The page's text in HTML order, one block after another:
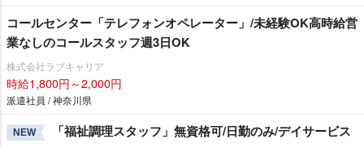
コールセンター「テレフォンオペレーター」/未経験OK高時給営
業なしのコールスタッフ週3日OK
株式会社ラブキャリア
時給1,800円～2,000円
派遣社員 / 神奈川県
NEW 「福祉調理スタッフ」無資格可/日勤のみ/デイサービス